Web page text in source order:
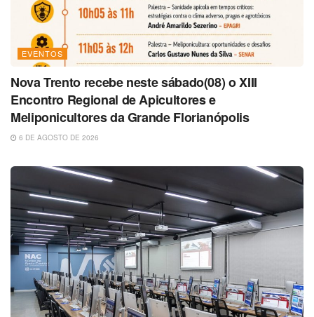
EVENTOS
Nova Trento recebe neste sábado(08) o XIII
Encontro Regional de Apicultores e
Meliponicultores da Grande Florianópolis
6 DE AGOSTO DE 2026